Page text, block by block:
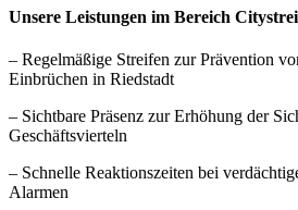
Unsere Leistungen im Bereich
– Regelmäßige Streifen zur Prävention
Einbrüchen in Riedstadt
– Sichtbare Präsenz zur Erhöhung der
Geschäftsvierteln
– Schnelle Reaktionszeiten bei
Alarmen